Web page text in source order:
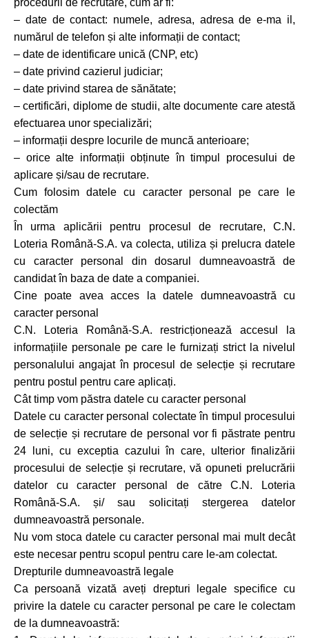
procedurii de recrutare, cum ar fi:
– date de contact: numele, adresa, adresa de e-ma il,
numărul de telefon și alte informații de contact;
– date de identificare unică (CNP, etc)
– date privind cazierul judiciar;
– date privind starea de sănătate;
– certificări, diplome de studii, alte documente care atestă
efectuarea unor specializări;
– informații despre locurile de muncă anterioare;
– orice alte informații obținute în timpul procesului de
aplicare și/sau de recrutare.
Cum folosim datele cu caracter personal pe care le
colectăm
În urma aplicării pentru procesul de recrutare, C.N.
Loteria Română-S.A. va colecta, utiliza și prelucra datele
cu caracter personal din dosarul dumneavoastră de
candidat în baza de date a companiei.
Cine poate avea acces la datele dumneavoastră cu
caracter personal
C.N. Loteria Română-S.A. restricționează accesul la
informațiile personale pe care le furnizați strict la nivelul
personalului angajat în procesul de selecție și recrutare
pentru postul pentru care aplicați.
Cât timp vom păstra datele cu caracter personal
Datele cu caracter personal colectate în timpul procesului
de selecție și recrutare de personal vor fi păstrate pentru
24 luni, cu exceptia cazului în care, ulterior finalizării
procesului de selecție și recrutare, vă opuneti prelucrării
datelor cu caracter personal de către C.N. Loteria
Română-S.A. și/ sau solicitați stergerea datelor
dumneavoastră personale.
Nu vom stoca datele cu caracter personal mai mult decât
este necesar pentru scopul pentru care le-am colectat.
Drepturile dumneavoastră legale
Ca persoană vizată aveți drepturi legale specifice cu
privire la datele cu caracter personal pe care le colectam
de la dumneavoastră: